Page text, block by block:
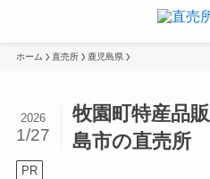
ホーム 直売所 鹿児島県
牧園町特産品
島市の直売所
2026
1/27
PR